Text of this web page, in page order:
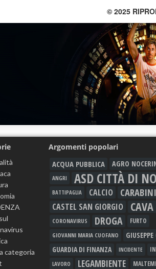
© 2025
categoria
Argomenti popolari
ACQUA PUBBLICA AGRO
ANGRI
ASD CITTÀ DI
BATTIPAGLIA CALCIO
CASTEL SAN GIORGIO
CORONAVIRUS DROGA FURTO
GIOVANNI MARIA CUOFANO
GUARDIA DI FINANZA INCIDENTE
LAVORO LEGAMBIENTE